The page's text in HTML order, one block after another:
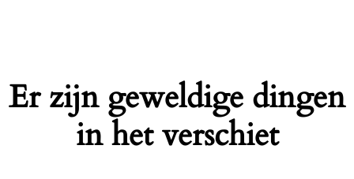
Er zijn geweldige dingen
in het verschiet